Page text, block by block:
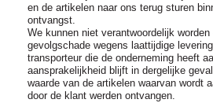
en de artikelen naar ons terug sturen
ontvangst.
We kunnen niet verantwoordelijk
gevolgschade wegens laattijdige
transporteur die de onderneming heeft
aansprakelijkheid blijft in dergelijke
waarde van de artikelen waarvan wordt
door de klant werden ontvangen.